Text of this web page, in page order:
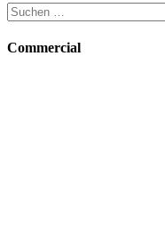
Suchen
nach:
Commercial